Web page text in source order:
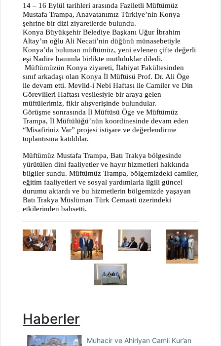
14 – 16 Eylül tarihleri arasında Faziletli Müftümüz
Mustafa Trampa, Anavatanımız Türkiye’nin Konya
şehrine bir dizi ziyaretlerde bulundu.
Konya Büyükşehir Belediye Başkanı Uğur İbrahim
Altay’ın oğlu Ali Necati’nin düğünü münasebetiyle
Konya’da bulunan müftümüz, yeni evlenen çifte değerli
eşi Nadire hanımla birlikte mutluluklar diledi.
Müftümüzün Konya ziyareti, İlahiyat Fakültesinden
sınıf arkadaşı olan Konya İl Müftüsü Prof. Dr. Ali Öge
ile devam etti. Mevlid-i Nebi Haftası ile Camiler ve Din
Görevlileri Haftası vesilesiyle bir araya gelen
müftülerimiz, fikir alışverişinde bulundular.
Görüşme sonrasında İl Müftüsü Öge ve Müftümüz
Trampa, İl Müftülüğü’nün koordinesinde devam eden
“Misafiriniz Var” projesi istişare ve değerlendirme
toplantısına katıldılar.
Müftümüz Mustafa Trampa, Batı Trakya bölgesinde
yürütülen dini faaliyetler ve hayır hizmetleri hakkında
bilgiler sundu. Müftümüz Trampa, bölgemizdeki camiler,
eğitim faaliyetleri ve sosyal yardımlarla ilgili güncel
durumu aktardı ve bu hizmetlerin bölgemizde yaşayan
Batı Trakya Müslüman Türk Cemaati üzerindeki
etkilerinden bahsetti.
Haberler
Muhacir ve Ahiriyan Camii Kur’an